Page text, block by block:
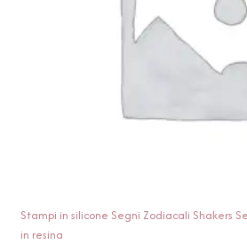
Stampi in silicone Segni Zodiacali Shakers
in resina